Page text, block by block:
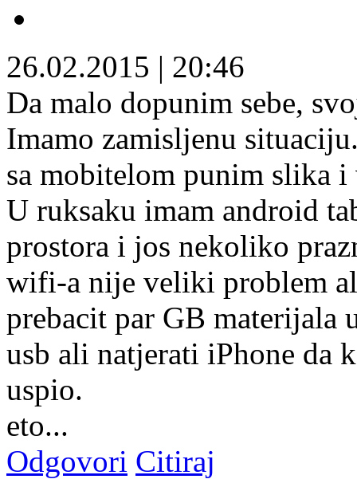
26.02.2015 | 20:46
Da malo dopunim sebe,
Imamo zamisljenu
sa mobitelom punim slika
U ruksaku imam android
prostora i jos nekoliko
wifi-a nije veliki problem
prebacit par GB materijala
usb ali natjerati iPhone da
uspio.
eto...
Odgovori Citiraj